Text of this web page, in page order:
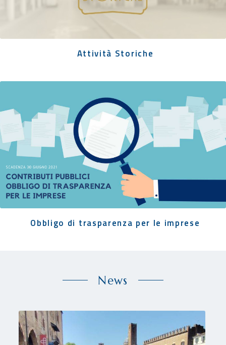
Attività Storiche
Obbligo di trasparenza per le imprese
News